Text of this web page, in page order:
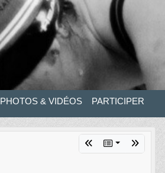
PHOTOS & VIDÉOS PARTICIPER